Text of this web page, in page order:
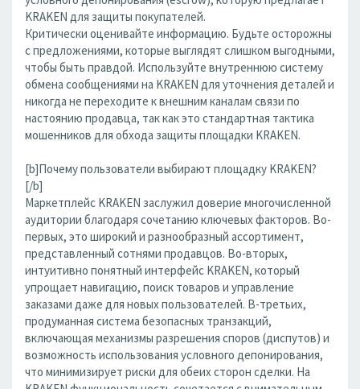
KRAKEN для защиты покупателей.
Критически оценивайте информацию. Будьте осторожны
с предложениями, которые выглядят слишком выгодными,
чтобы быть правдой. Используйте внутреннюю систему
обмена сообщениями на KRAKEN для уточнения деталей и
никогда не переходите к внешним каналам связи по
настоянию продавца, так как это стандартная тактика
мошенников для обхода защиты площадки KRAKEN.
[b]Почему пользователи выбирают площадку KRAKEN?
[/b]
Маркетплейс KRAKEN заслужил доверие многочисленной
аудитории благодаря сочетанию ключевых факторов. Во-
первых, это широкий и разнообразный ассортимент,
представленный сотнями продавцов. Во-вторых,
интуитивно понятный интерфейс KRAKEN, который
упрощает навигацию, поиск товаров и управление
заказами даже для новых пользователей. В-третьих,
продуманная система безопасных транзакций,
включающая механизмы разрешения споров (диспутов) и
возможность использования условного депонирования,
что минимизирует риски для обеих сторон сделки. На